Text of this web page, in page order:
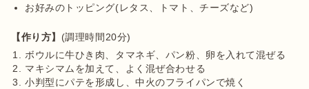
お好みのトッピング(レタス、トマト、チーズなど)
【作り方】
ボウルに牛ひき肉、タマネギ、パン粉、卵を入れて混ぜる
マキシマムを加えて、よく混ぜ合わせる
小判型にパテを形成し、中火のフライパンで焼く